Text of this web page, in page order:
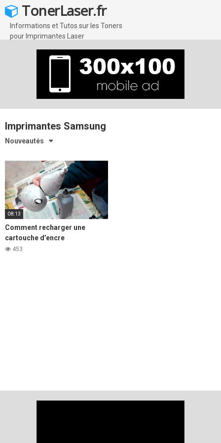
Skip
to
content
TonerLaser.fr
Informations et Tutos sur les Toners
pour Imprimantes Laser
Imprimantes Samsung
Nouveautés
08:13
Comment recharger une
cartouche d’encre
d’imprimante laser Samsung
453